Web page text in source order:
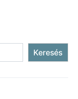
Keresés